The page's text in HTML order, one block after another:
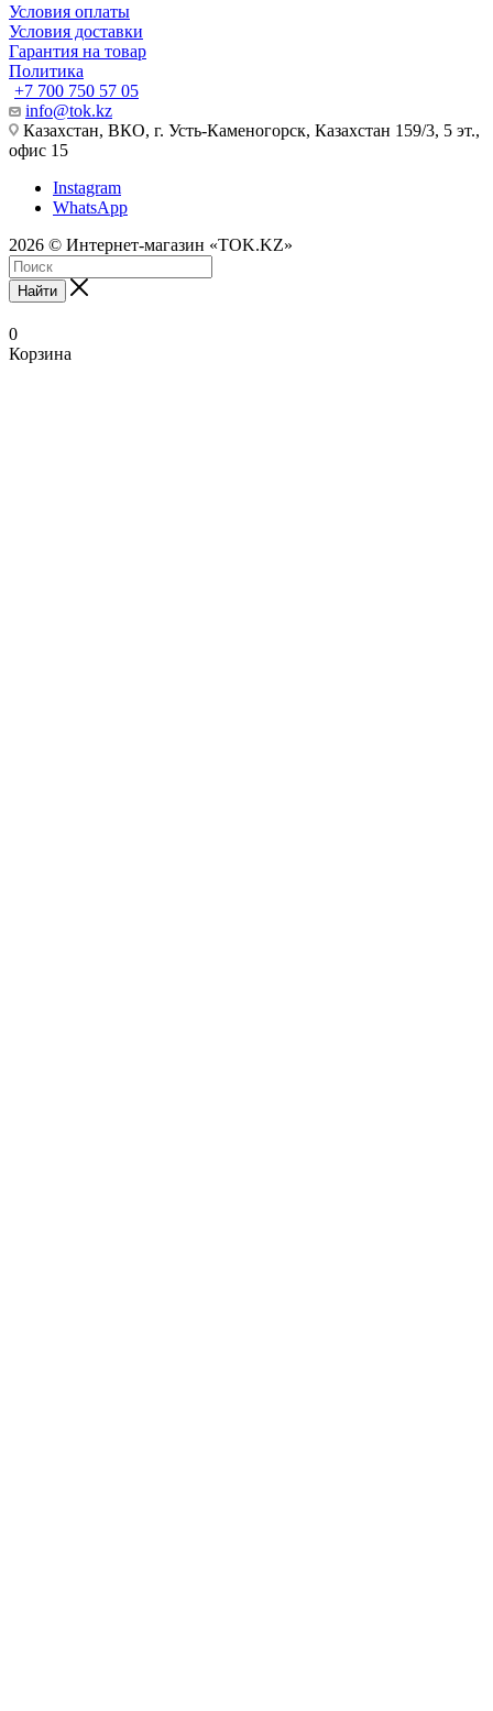
Условия оплаты
Условия доставки
Гарантия на товар
Политика
+7 700 750 57 05
info@tok.kz
Казахстан, ВКО, г. Усть-Каменогорск, Казахстан 159/3, 5 эт.,
офис 15
Instagram
WhatsApp
2026 © Интернет-магазин «TOK.KZ»
Найти
0
Корзина